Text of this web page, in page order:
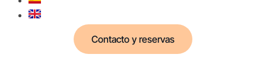
Contacto y reservas